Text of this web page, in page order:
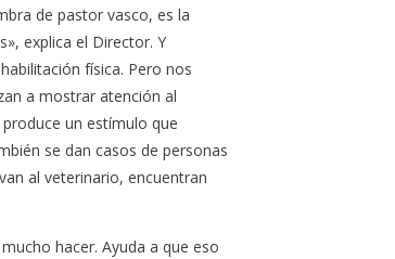
de pastor vasco, es la
explica el Director. Y
física. Pero nos
a mostrar atención al
un estímulo que
se dan casos de personas
al veterinario, encuentran
hacer. Ayuda a que eso